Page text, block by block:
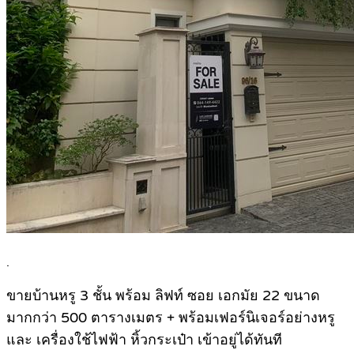
.
ขายบ้านหรู 3 ชั้น พร้อม ลิฟท์ ซอย เอกมัย 22 ขนาด
มากกว่า 500 ตารางเมตร + พร้อมเฟอร์นิเจอร์อย่างหรู
และ เครื่องใช้ไฟฟ้า หิ้วกระเป๋า เข้าอยู่ได้ทันที